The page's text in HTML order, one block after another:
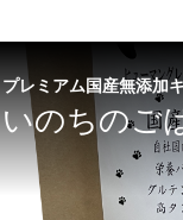
プレミアム国産無添加
いのちのご